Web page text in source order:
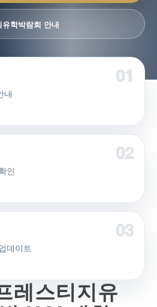
유학박람회 안내
내
인
데이트
레스티지유